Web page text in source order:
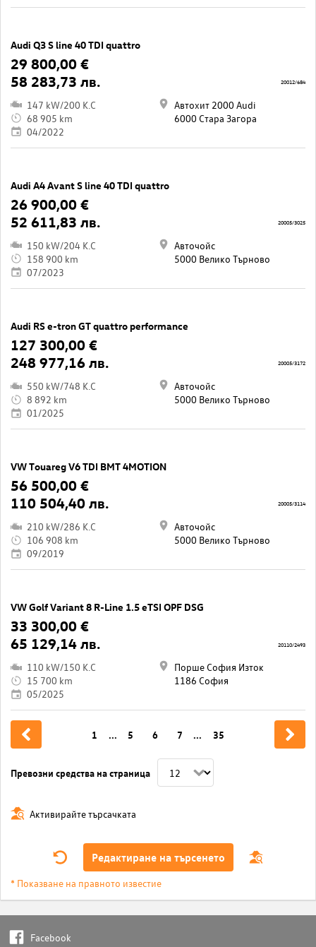
Audi Q3 S line 40 TDI quattro
29 800,00 €
58 283,73 лв.
147 kW/200 K.C
68 905 km
04/2022
Автохит 2000 Audi
6000 Стара Загора
20012/684
Audi A4 Avant S line 40 TDI quattro
26 900,00 €
52 611,83 лв.
150 kW/204 K.C
158 900 km
07/2023
Авточойс
5000 Велико Търново
20005/3025
Audi RS e-tron GT quattro performance
127 300,00 €
248 977,16 лв.
550 kW/748 K.C
8 892 km
01/2025
Авточойс
5000 Велико Търново
20005/3172
VW Touareg V6 TDI BMT 4MOTION
56 500,00 €
110 504,40 лв.
210 kW/286 K.C
106 908 km
09/2019
Авточойс
5000 Велико Търново
20005/3114
VW Golf Variant 8 R-Line 1.5 eTSI OPF DSG
33 300,00 €
65 129,14 лв.
110 kW/150 K.C
15 700 km
05/2025
Порше София Изток
1186 София
20110/2493
Превозни средства на страница
1 ... 5 6 7 ... 35
Активирайте търсачката
Редактиране на търсенето
* Показване на правното известие
Facebook